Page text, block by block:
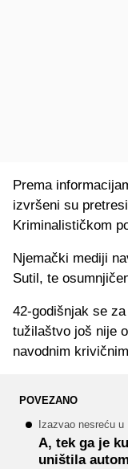
Prema
izvršeni su
Kriminalističkom
Njemački mediji
Sutil, te
42-godišnjak se
tužilaštvo još nije
navodnim
POVEZANO
Izazvao nesreću u
A, tek ga je
uništila